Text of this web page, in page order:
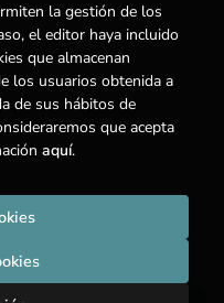
Derechos Reservados |
la gestión de los
el editor haya incluido
que almacenan
los usuarios obtenida a
de sus hábitos de
que acepta
aquí.